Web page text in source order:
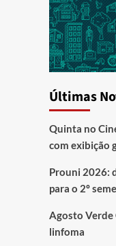
Últimas
Quinta no
com exibição
Prouni 2026:
para o 2º
Agosto Verde
linfoma